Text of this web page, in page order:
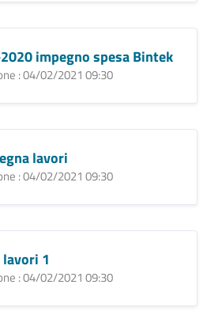
impegno spesa Bintek
: 04/02/2021 09:30
lavori
: 04/02/2021 09:30
1
: 04/02/2021 09:30